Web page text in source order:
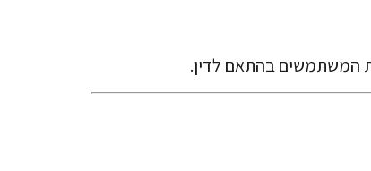
המשתמשים בהתאם לדין.